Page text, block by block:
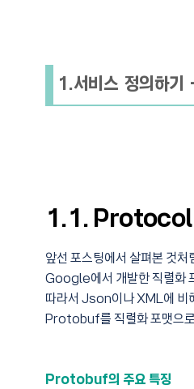
1.서비스 정의
1.1.
앞선 포스팅에서 살펴본 것
Google에서 개발한 직렬화
따라서 Json이나 XML에 비
Protobuf를 직렬화 포맷으
Protobuf의 주요 특징